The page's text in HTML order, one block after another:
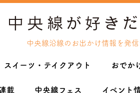
中央線沿線のお出かけ情報を発
スイーツ・テイクアウト おでか
載 中央線フェス イベント